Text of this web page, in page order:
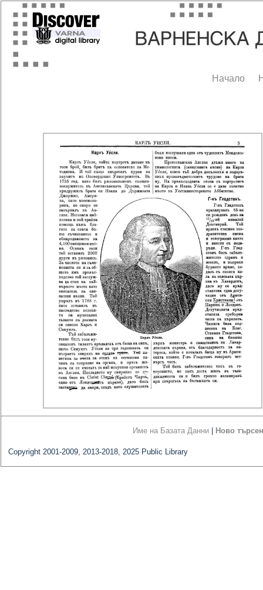
Начало
Име на Базата Данни Ново
Copyright 2001-2009, 2013-2018, 2025 Public Library